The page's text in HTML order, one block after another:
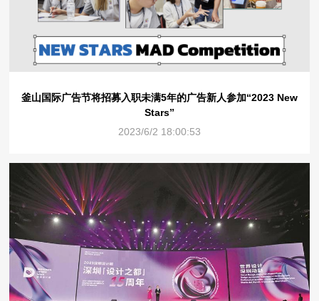
釜山国际广告节将招募入职未满5年的广告新人参加“2023 New
Stars”
2023/6/2 18:00:53